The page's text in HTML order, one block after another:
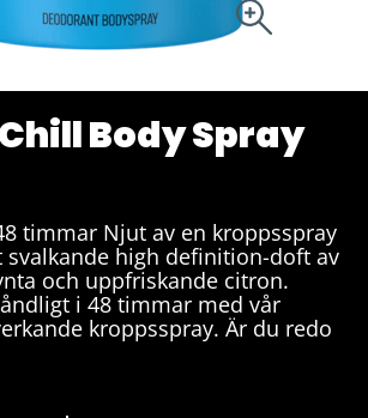
Body Spray
timmar Njut av en kroppsspray
svalkande high definition-doft av
och uppfriskande citron.
i 48 timmar med vår
kroppsspray. Är du redo